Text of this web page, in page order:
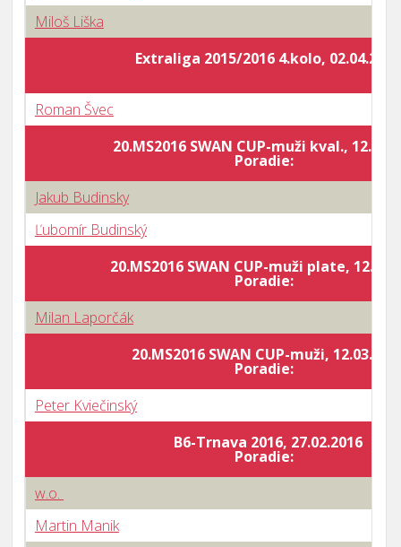
Miloš Liška
Extraliga 2015/2016 4.kolo, 02.04.2016
Roman Švec
20.MS2016 SWAN CUP-muži kval.,
Poradie:
Jakub Budinsky
Ľubomír Budinský
20.MS2016 SWAN CUP-muži plate,
Poradie:
Milan Laporčák
20.MS2016 SWAN CUP-muži,
Poradie:
Peter Kviečinský
B6-Trnava 2016, 27.02.2016
Poradie:
w.o.
Martin Manik